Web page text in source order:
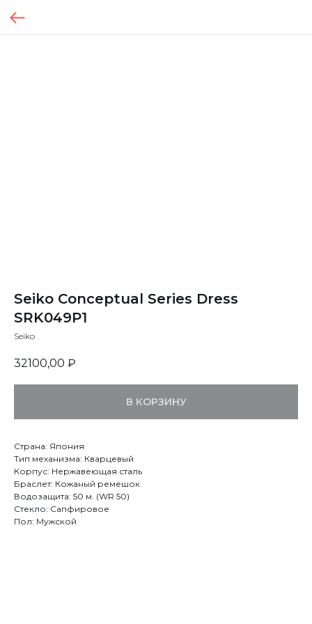
Seiko Conceptual Series Dress
SRK049P1
Seiko
32100,00 ₽
В КОРЗИНУ
Страна: Япония
Тип механизма: Кварцевый
Корпус: Нержавеющая сталь
Браслет: Кожаный ремешок
Водозащита: 50 м. (WR 50)
Стекло: Сапфировое
Пол: Мужской